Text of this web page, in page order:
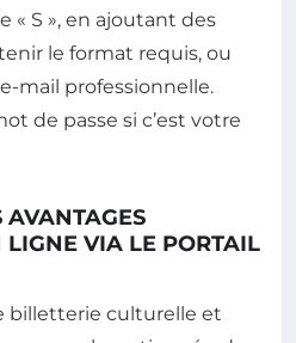
« S », en ajoutant des
le format requis, ou
mail professionnelle.
de passe si c’est votre
AVANTAGES
LIGNE VIA LE PORTAIL
billetterie culturelle et